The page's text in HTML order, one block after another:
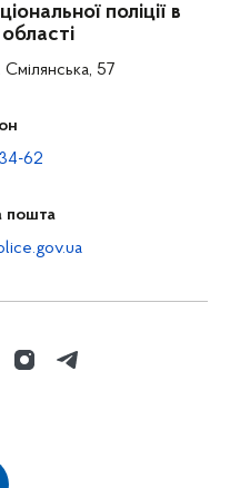
поліції в
57
62
пошта